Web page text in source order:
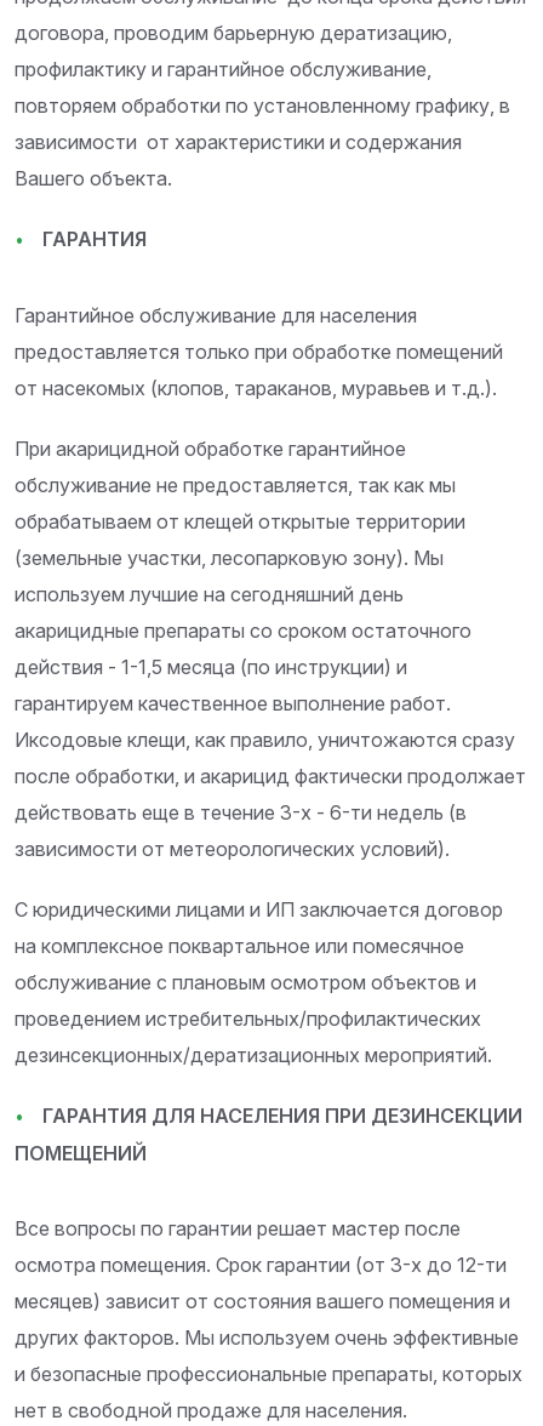
договора, проводим барьерную дератизацию,
профилактику и гарантийное обслуживание,
повторяем обработки по установленному графику, в
зависимости от характеристики и содержания
Вашего объекта.
ГАРАНТИЯ
Гарантийное обслуживание для населения
предоставляется только при обработке помещений
от насекомых (клопов, тараканов, муравьев и т.д.).
При акарицидной обработке гарантийное
обслуживание не предоставляется, так как мы
обрабатываем от клещей открытые территории
(земельные участки, лесопарковую зону). Мы
используем лучшие на сегодняшний день
акарицидные препараты со сроком остаточного
действия - 1-1,5 месяца (по инструкции) и
гарантируем качественное выполнение работ.
Иксодовые клещи, как правило, уничтожаются сразу
после обработки, и акарицид фактически продолжает
действовать еще в течение 3-х - 6-ти недель (в
зависимости от метеорологических условий).
С юридическими лицами и ИП заключается договор
на комплексное поквартальное или помесячное
обслуживание с плановым осмотром объектов и
проведением истребительных/профилактических
дезинсекционных/дератизационных мероприятий.
ГАРАНТИЯ ДЛЯ НАСЕЛЕНИЯ ПРИ ДЕЗИНСЕКЦИИ
ПОМЕЩЕНИЙ
Все вопросы по гарантии решает мастер после
осмотра помещения. Срок гарантии (от 3-х до 12-ти
месяцев) зависит от состояния вашего помещения и
других факторов. Мы используем очень эффективные
и безопасные профессиональные препараты, которых
нет в свободной продаже для населения.